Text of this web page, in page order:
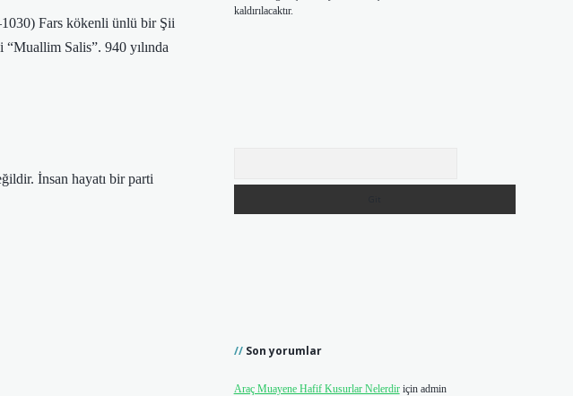
Salis”. 940 yılında
İnsan hayatı bir parti
kaldırılacaktır.
Son yorumlar
Araç Muayene Hafif Kusurlar Nelerdiriçin admin